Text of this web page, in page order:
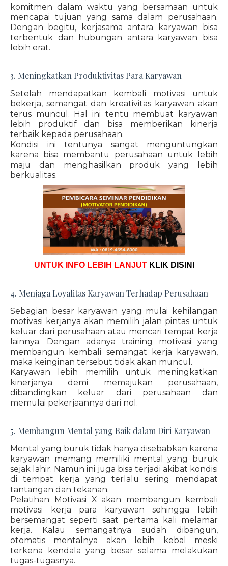
komitmen dalam waktu yang bersamaan untuk
mencapai tujuan yang sama dalam perusahaan.
Dengan begitu, kerjasama antara karyawan bisa
terbentuk dan hubungan antara karyawan bisa
lebih erat.
3. Meningkatkan Produktivitas Para Karyawan
Setelah mendapatkan kembali motivasi untuk
bekerja, semangat dan kreativitas karyawan akan
terus muncul. Hal ini tentu membuat karyawan
lebih produktif dan bisa memberikan kinerja
terbaik kepada perusahaan.
Kondisi ini tentunya sangat menguntungkan
karena bisa membantu perusahaan untuk lebih
maju dan menghasilkan produk yang lebih
berkualitas.
UNTUK INFO LEBIH LANJUT KLIK DISINI
4. Menjaga Loyalitas Karyawan Terhadap Perusahaan
Sebagian besar karyawan yang mulai kehilangan
motivasi kerjanya akan memilih jalan pintas untuk
keluar dari perusahaan atau mencari tempat kerja
lainnya. Dengan adanya training motivasi yang
membangun kembali semangat kerja karyawan,
maka keinginan tersebut tidak akan muncul.
Karyawan lebih memilih untuk meningkatkan
kinerjanya demi memajukan perusahaan,
dibandingkan keluar dari perusahaan dan
memulai pekerjaannya dari nol.
5. Membangun Mental yang Baik dalam Diri Karyawan
Mental yang buruk tidak hanya disebabkan karena
karyawan memang memiliki mental yang buruk
sejak lahir. Namun ini juga bisa terjadi akibat kondisi
di tempat kerja yang terlalu sering mendapat
tantangan dan tekanan.
Pelatihan Motivasi X akan membangun kembali
motivasi kerja para karyawan sehingga lebih
bersemangat seperti saat pertama kali melamar
kerja. Kalau semangatnya sudah dibangun,
otomatis mentalnya akan lebih kebal meski
terkena kendala yang besar selama melakukan
tugas-tugasnya.